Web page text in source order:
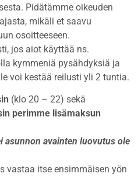
Pidätämme oikeuden
mikäli et saavu
osoitteeseen.
jos aiot käyttää ns.
kymmeniä pysähdyksiä ja
voi kestää reilusti yli 2 tuntia.
(klo 20 – 22) sekä
perimme lisämaksun
asunnon avainten luovutus ole
vastaa itse ensimmäisen yön